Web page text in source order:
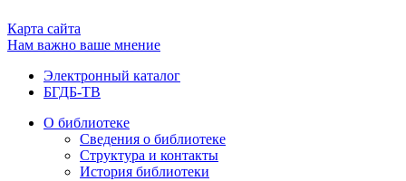
Карта сайта
Нам важно ваше мнение
Электронный каталог
БГДБ-ТВ
О библиотеке
Сведения о библиотеке
Структура и контакты
История библиотеки